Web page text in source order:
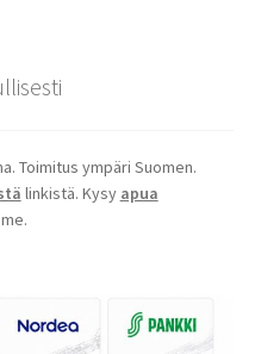
Toimitus ympäri Suomen.
linkistä. Kysy apua